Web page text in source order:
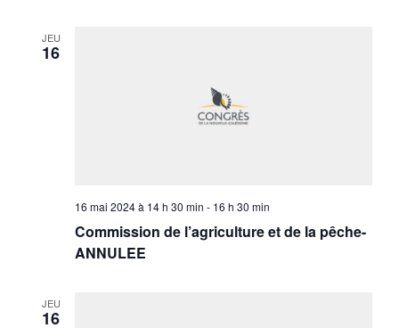
JEU
16
Commission de l’agriculture et de la pêche-
ANNULEE
16 mai 2024 à 14 h 30 min - 16 h 30 min
JEU
16